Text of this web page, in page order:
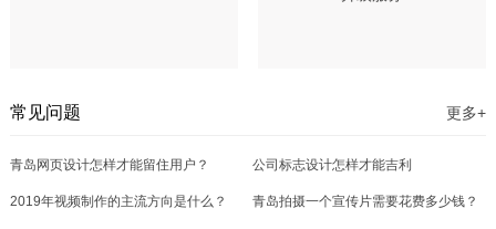
常见问题 更多+
青岛网页设计怎样才能留住用户？ 公司标志设计怎样才能吉利
2019年视频制作的主流方向是什么？ 青岛拍摄一个宣传片需要花费多少钱？